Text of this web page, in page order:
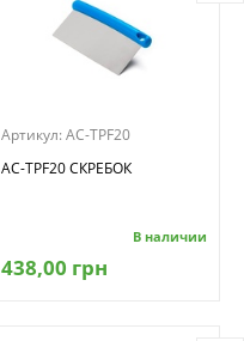
Артикул: AC-TPF20
AC-TPF20 СКРЕБОК
В наличии
438,00 грн